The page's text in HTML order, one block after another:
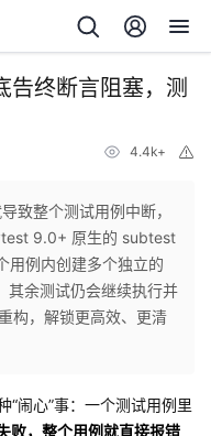
终断言阻塞，测
4.4k+
致整个测试用例中断，
9.0+ 原生的 subtest
用例内创建多个独立的
其余测试仍会继续执行并
构，解锁更高效、更清
“闹心”事：一个测试用例里
败，整个用例就直接报错